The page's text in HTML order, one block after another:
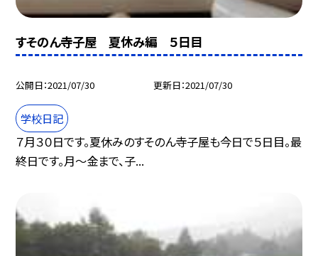
すそのん寺子屋 夏休み編 ５日目
公開日 2021/07/30 更新日 2021/07/30
学校日記
７月３０日です。夏休みのすそのん寺子屋も今日で５日目。最
終日です。月〜金まで、子...